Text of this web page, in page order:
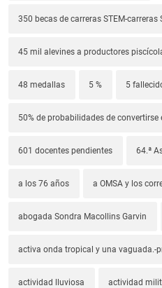
350 becas de carreras STEM-carreras
45 mil alevines a productores
48 medallas 5 % 5
50% de probabilidades de
601 docentes pendientes 64.ª
a los 76 años a OMSA y los
abogada Sondra Macollins Garvin
activa onda tropical y una vaguada.-
actividad lluviosa actividad